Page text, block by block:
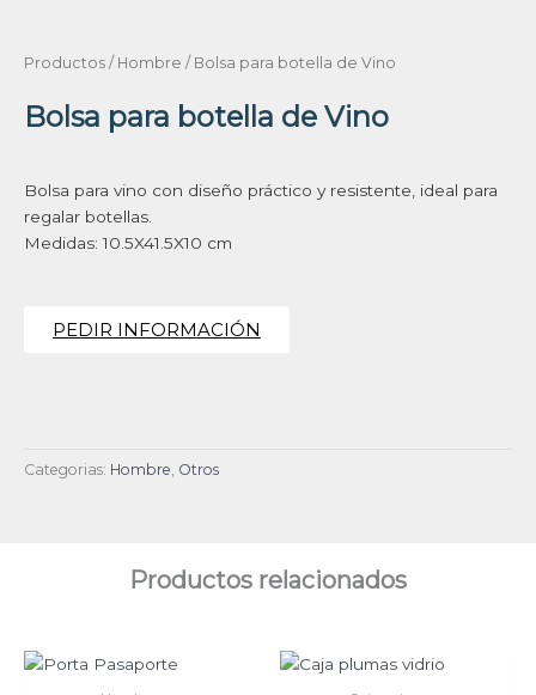
Productos / Hombre / Bolsa para botella de Vino
Bolsa para botella de Vino
Bolsa para vino con diseño práctico y resistente, ideal para
regalar botellas.
Medidas: 10.5X41.5X10 cm
PEDIR INFORMACIÓN
Categorias: Hombre, Otros
Productos relacionados